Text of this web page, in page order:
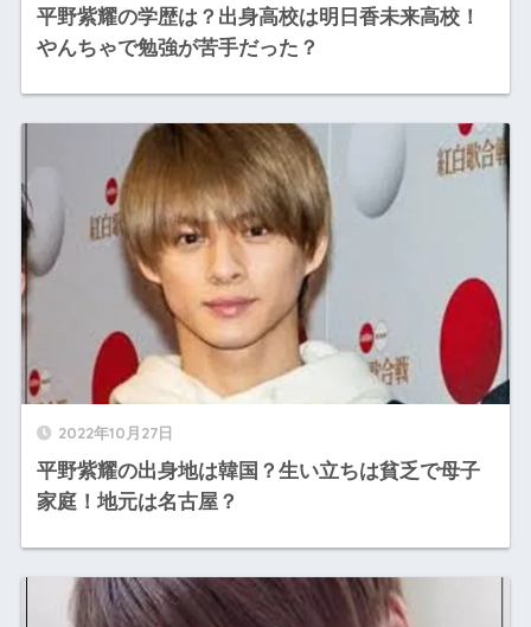
平野紫耀の学歴は？出身高校は明日香未来高校！
やんちゃで勉強が苦手だった？
2022年10月27日
平野紫耀の出身地は韓国？生い立ちは貧乏で母子
家庭！地元は名古屋？